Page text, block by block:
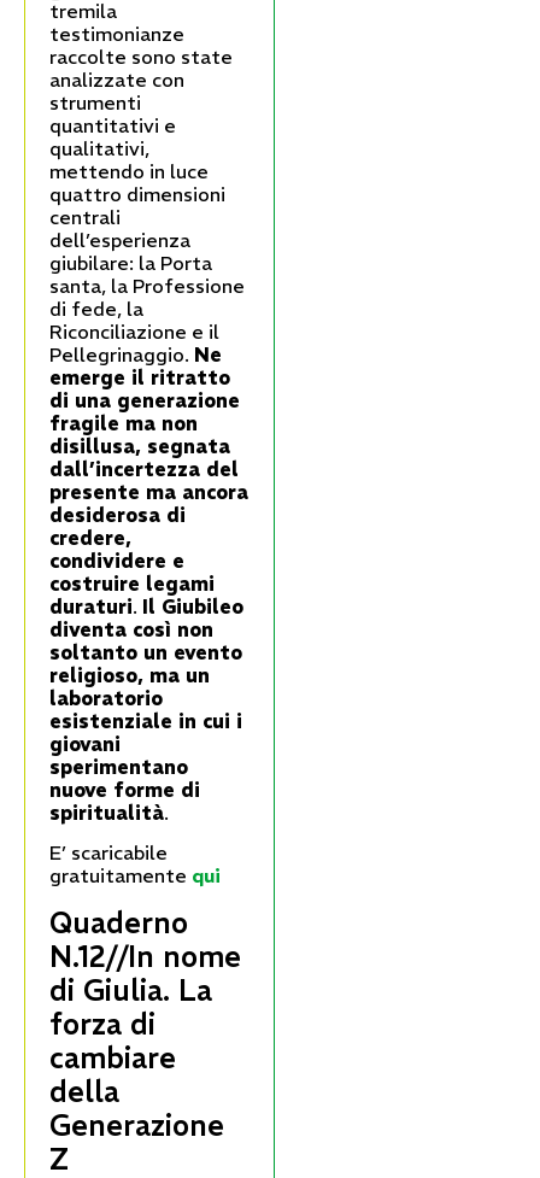
tremila
testimonianze
raccolte sono state
analizzate con
strumenti
quantitativi e
qualitativi,
mettendo in luce
quattro dimensioni
centrali
dell’esperienza
giubilare: la Porta
santa, la Professione
di fede, la
Riconciliazione e il
Pellegrinaggio. Ne
emerge il ritratto
di una generazione
fragile ma non
disillusa, segnata
dall’incertezza del
presente ma ancora
desiderosa di
credere,
condividere e
costruire legami
duraturi. Il Giubileo
diventa così non
soltanto un evento
religioso, ma un
laboratorio
esistenziale in cui i
giovani
sperimentano
nuove forme di
spiritualità.
E’ scaricabile
gratuitamente qui
Quaderno
N.12//In nome
di Giulia. La
forza di
cambiare
della
Generazione
Z